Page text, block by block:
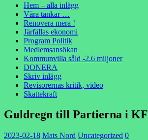
Hem – alla inlägg
Våra tankar …
Renovera mera !
Järfällas ekonomi
Program Politik
Medlemsansökan
Kommunvilla såld -2.6 miljoner
DONERA
Skriv inlägg
Revisorernas kritik, video
Skattekraft
Guldregn till Partierna i KF
2023-02-18 Mats Nord Uncategorized 0